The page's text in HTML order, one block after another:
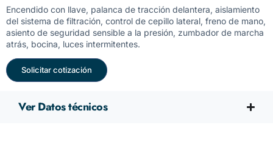
Encendido con llave, palanca de tracción delantera, aislamiento
del sistema de filtración, control de cepillo lateral, freno de mano,
asiento de seguridad sensible a la presión, zumbador de marcha
atrás, bocina, luces intermitentes.
Solicitar cotización
Ver Datos técnicos